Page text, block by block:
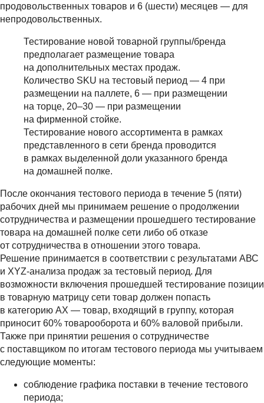
продовольственных товаров и 6 (шести) месяцев — для
непродовольственных.
Тестирование новой товарной группы/бренда
предполагает размещение товара
на дополнительных местах продаж.
Количество SKU на тестовый период — 4 при
размещении на паллете, 6 — при размещении
на торце, 20–30 — при размещении
на фирменной стойке.
Тестирование нового ассортимента в рамках
представленного в сети бренда проводится
в рамках выделенной доли указанного бренда
на домашней полке.
После окончания тестового периода в течение 5 (пяти)
рабочих дней мы принимаем решение о продолжении
сотрудничества и размещении прошедшего тестирование
товара на домашней полке сети либо об отказе
от сотрудничества в отношении этого товара.
Решение принимается в соответствии с результатами АВС
и XYZ-анализа продаж за тестовый период. Для
возможности включения прошедшей тестирование позиции
в товарную матрицу сети товар должен попасть
в категорию АХ — товар, входящий в группу, которая
приносит 60% товарооборота и 60% валовой прибыли.
Также при принятии решения о сотрудничестве
с поставщиком по итогам тестового периода мы учитываем
следующие моменты:
соблюдение графика поставки в течение тестового
периода;